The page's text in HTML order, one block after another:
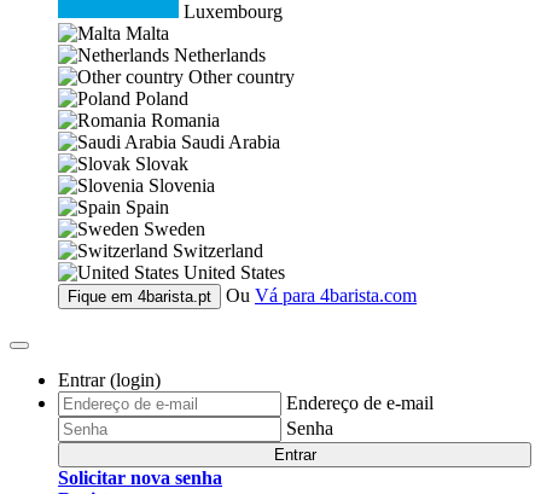
Luxembourg
Malta
Netherlands
Other country
Poland
Romania
Saudi Arabia
Slovak
Slovenia
Spain
Sweden
Switzerland
United States
Fique em 4barista.pt Ou Vá para 4barista.com
Entrar (login)
Endereço de e-mail
Senha
Entrar
Solicitar nova senha